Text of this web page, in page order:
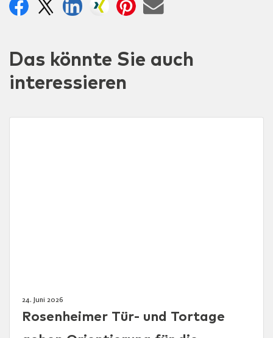
Das könnte Sie auch
interessieren
24. Juni 2026
Rosenheimer Tür- und Tortage